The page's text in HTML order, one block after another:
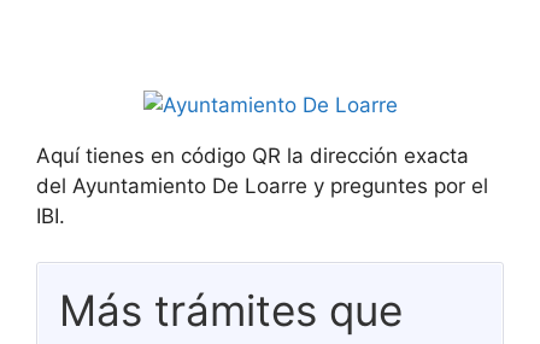
Aquí tienes en código QR la dirección exacta
del Ayuntamiento De Loarre y preguntes por el
IBI.
Más trámites que